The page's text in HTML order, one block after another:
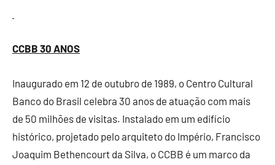
CCBB 30 ANOS
Inaugurado em 12 de outubro de 1989, o Centro Cultural
Banco do Brasil celebra 30 anos de atuação com mais
de 50 milhões de visitas. Instalado em um edifício
histórico, projetado pelo arquiteto do Império, Francisco
Joaquim Bethencourt da Silva, o CCBB é um marco da